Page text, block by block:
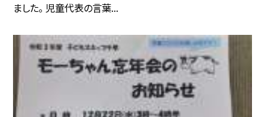
ました。 児童代表の言葉...